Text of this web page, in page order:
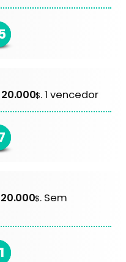
20.000$. 1 vencedor
20.000$. Sem